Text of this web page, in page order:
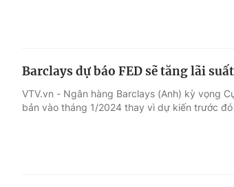
Barclays dự báo FED sẽ tăng lãi
VTV.vn - Ngân hàng Barclays (Anh) kỳ vọng
bản vào tháng 1/2024 thay vì dự kiến trước